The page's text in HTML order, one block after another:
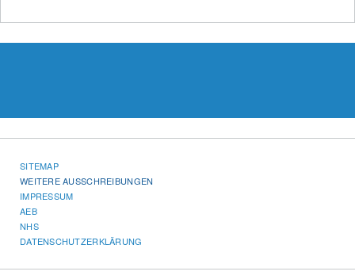
SITEMAP
WEITERE AUSSCHREIBUNGEN
IMPRESSUM
AEB
NHS
DATENSCHUTZERKLÄRUNG